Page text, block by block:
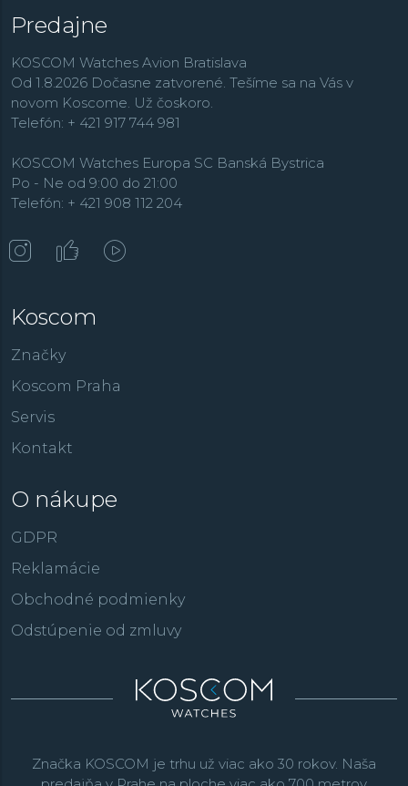
Predajne
KOSCOM Watches Avion Bratislava
Od 1.8.2026 Dočasne zatvorené. Tešíme sa na Vás v
novom Koscome. Už čoskoro.
Telefón: + 421 917 744 981
KOSCOM Watches Europa SC Banská Bystrica
Po - Ne od 9:00 do 21:00
Telefón: + 421 908 112 204
Koscom
Značky
Koscom Praha
Servis
Kontakt
O nákupe
GDPR
Reklamácie
Obchodné podmienky
Odstúpenie od zmluvy
Značka KOSCOM je trhu už viac ako 30 rokov. Naša